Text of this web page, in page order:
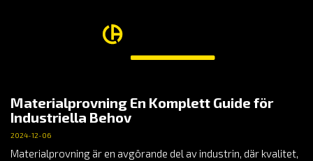
Materialprovning En Komplett Guide för
Industriella Behov
2024-12-06
Materialprovning är en avgörande del av industrin, där kvalitet,